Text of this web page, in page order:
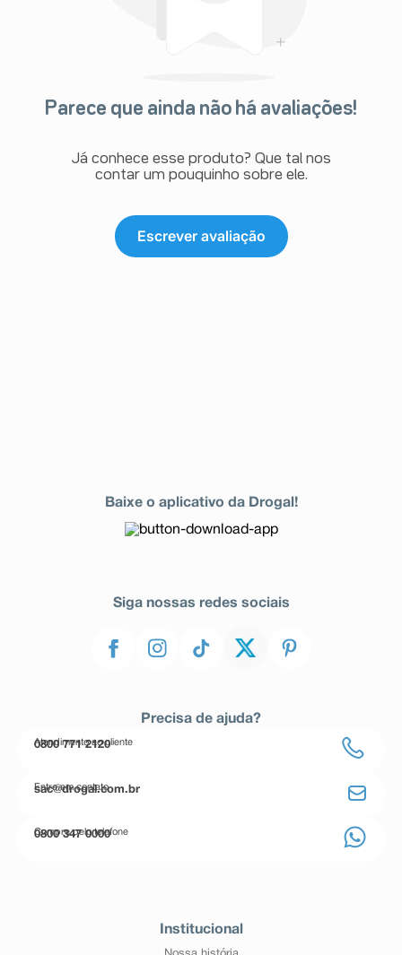
Parece que ainda não há avaliações!
Já conhece esse produto? Que tal nos
contar um pouquinho sobre ele.
Escrever avaliação
Baixe o aplicativo da Drogal!
Siga nossas redes sociais
Precisa de ajuda?
Atendimento ao cliente
0800 771 2120
Entre em contato
sac@drogal.com.br
Compre pelo telefone
0800 347 0000
Institucional